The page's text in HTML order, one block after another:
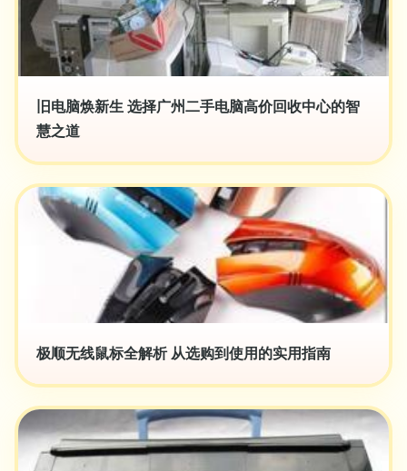
旧电脑焕新生 选择广州二手电脑高价回收中心的智
慧之道
极顺无线鼠标全解析 从选购到使用的实用指南